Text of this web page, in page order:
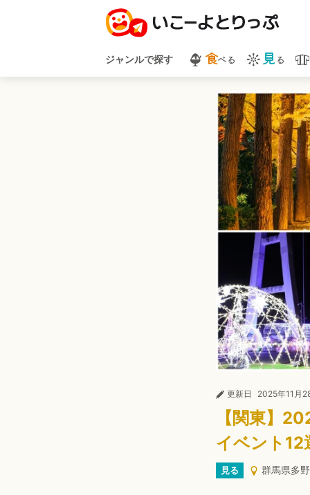
ジャンルで探す 食べる 見 る
更新日 2025年11月
【関東】
イベント12
見る 群馬県多